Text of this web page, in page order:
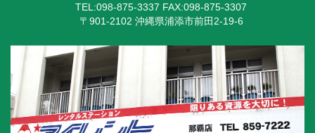
TEL:098-875-3337 FAX:098-875-3307
〒901-2102 沖縄県浦添市前田2-19-6